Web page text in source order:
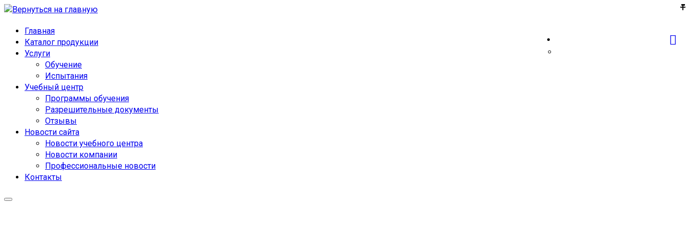
Главная
Каталог продукции
Услуги
Обучение
Испытания
Учебный центр
Программы обучения
Разрешительные документы
Отзывы
Новости сайта
Новости учебного центра
Новости компании
Профессиональные новости
Контакты